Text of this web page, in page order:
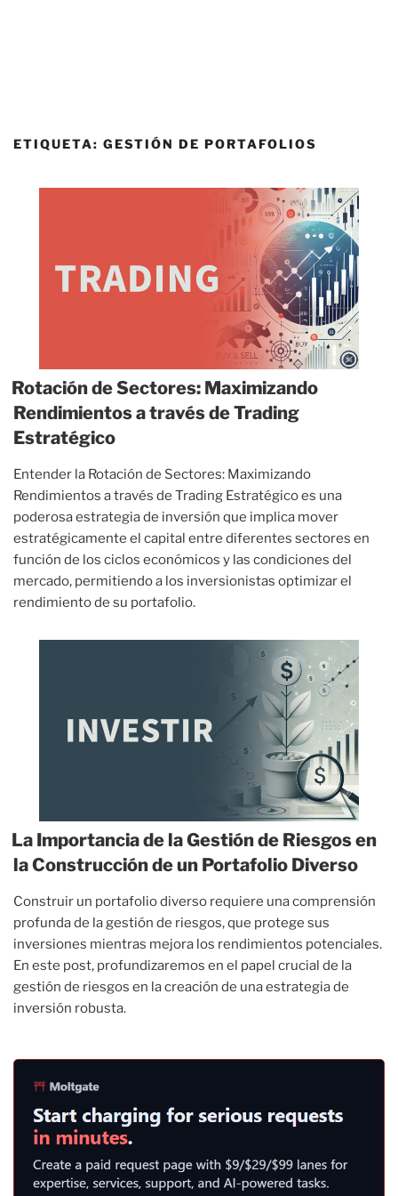
ETIQUETA: GESTIÓN DE PORTAFOLIOS
Rotación de Sectores: Maximizando
Rendimientos a través de Trading
Estratégico
Entender la Rotación de Sectores: Maximizando
Rendimientos a través de Trading Estratégico es una
poderosa estrategia de inversión que implica mover
estratégicamente el capital entre diferentes sectores en
función de los ciclos económicos y las condiciones del
mercado, permitiendo a los inversionistas optimizar el
rendimiento de su portafolio.
La Importancia de la Gestión de Riesgos en
la Construcción de un Portafolio Diverso
Construir un portafolio diverso requiere una comprensión
profunda de la gestión de riesgos, que protege sus
inversiones mientras mejora los rendimientos potenciales.
En este post, profundizaremos en el papel crucial de la
gestión de riesgos en la creación de una estrategia de
inversión robusta.